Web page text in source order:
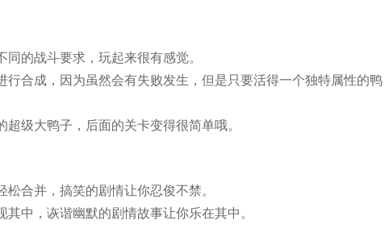
的战斗要求，玩起来很有感觉。
行合成，因为虽然会有失败发生，但是只要活得一个独特属性的鸭
级大鸭子，后面的关卡变得很简单哦。
合并，搞笑的剧情让你忍俊不禁。
中，诙谐幽默的剧情故事让你乐在其中。